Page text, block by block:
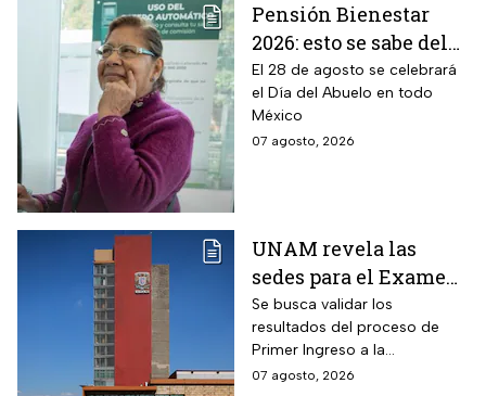
Pensión Bienestar
2026: esto se sabe del
pago por el Día del
Abuelo en agosto
El 28 de agosto se celebrará
el Día del Abuelo en todo
México
07 agosto, 2026
UNAM revela las
sedes para el Examen
de control 2026;
consulta dónde será
Se busca validar los
resultados del proceso de
Primer Ingreso a la
Licenciatura luego de
07 agosto, 2026